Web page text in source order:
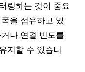
링하는 것이 중요
을 점유하고 있
나 연결 빈도를
지할 수 있습니